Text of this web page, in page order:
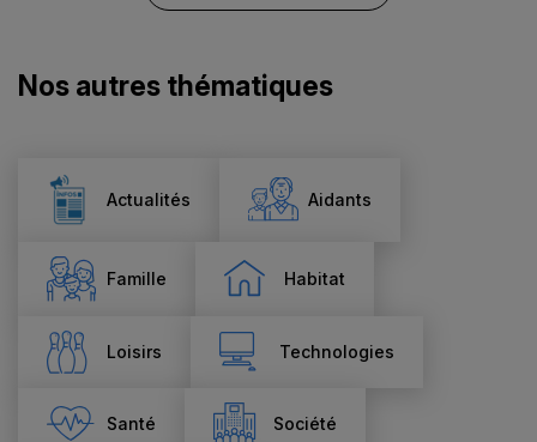
Nos autres thématiques
Actualités Aidants
Famille Habitat
Loisirs Technologies
Santé Société